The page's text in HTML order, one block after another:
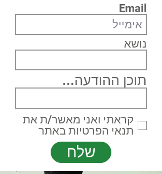
Email
נושא
תוכן ההודעה...
קראתי ואני מאשר/ת את
תנאי הפרטיות באתר
שלח